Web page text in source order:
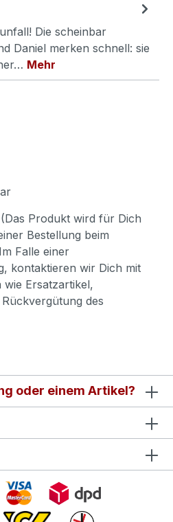
Die scheinbar
Daniel merken schnell: sie
Mehr
Produkt wird für Dich
Bestellung beim
Falle einer
kontaktieren wir Dich mit
Ersatzartikel,
des
oder einem Artikel?